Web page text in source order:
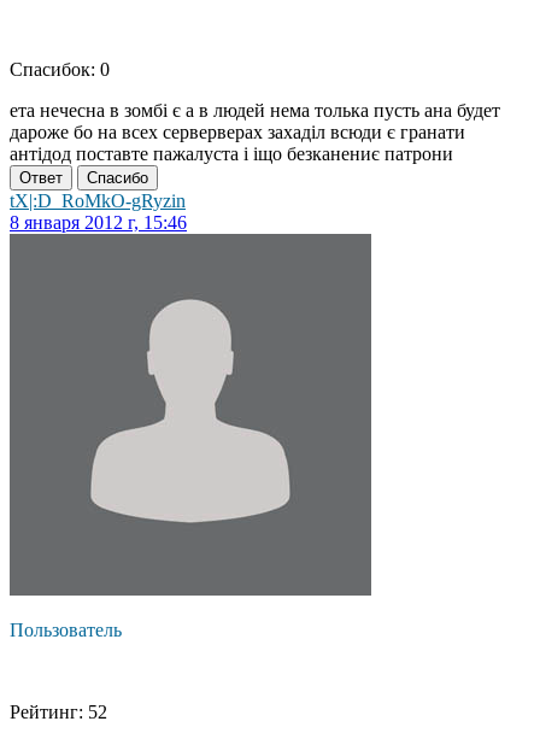
Спасибок: 0
ета нечесна в зомбі є а в людей нема толька пусть ана будет
дароже бо на всех серверверах захаділ всюди є гранати
антідод поставте пажалуста і іщо безканениє патрони
Ответ Спасибо
tX|:D_RoMkO-gRyzin
8 января 2012 г, 15:46
Пользователь
Рейтинг: 52